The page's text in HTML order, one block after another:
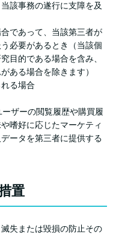
該事務の遂行に支障を及
であって、当該第三者が
必要があるとき（当該個
目的である場合を含み、
ある場合を除きます）
る場合
ザーの閲覧履歴や購買履
嗜好に応じたマーケティ
ータを第三者に提供する
置
失または毀損の防止その